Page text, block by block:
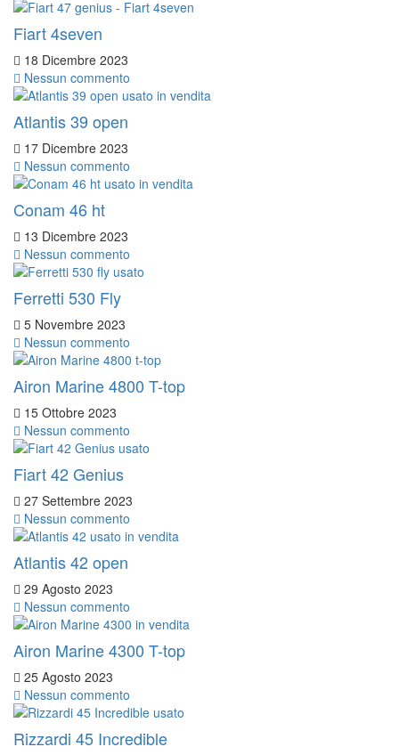
Fiart 4seven
18 Dicembre 2023
Nessun commento
Atlantis 39 open
17 Dicembre 2023
Nessun commento
Conam 46 ht
13 Dicembre 2023
Nessun commento
Ferretti 530 Fly
5 Novembre 2023
Nessun commento
Airon Marine 4800 T-top
15 Ottobre 2023
Nessun commento
Fiart 42 Genius
27 Settembre 2023
Nessun commento
Atlantis 42 open
29 Agosto 2023
Nessun commento
Airon Marine 4300 T-top
25 Agosto 2023
Nessun commento
Rizzardi 45 Incredible